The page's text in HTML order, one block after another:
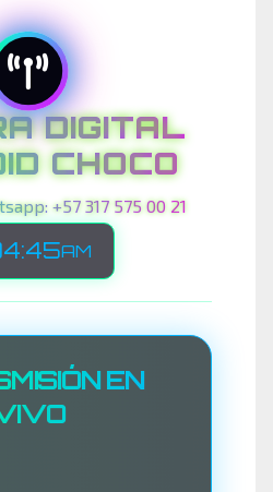
DIGITAL
CHOCO
+57 317 575 00 21
AM
EN